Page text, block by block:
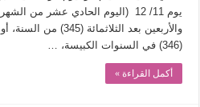
الطعام في الحضارة الإسلامية.. تاريخ يُقرأ
يوم شاهدت زينات صدقي على المسرح
يوم 11/ 12 (اليوم الحادي عشر من
والأربعين بعد
(346) في السنوات الكبيسة، …
أكمل القراءة »